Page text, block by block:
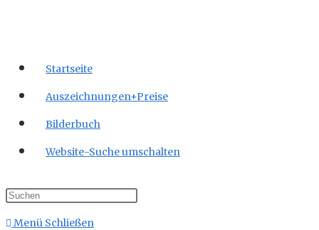
Startseite
Auszeichnungen+Preise
Bilderbuch
Website-Suche umschalten
Menü Schließen